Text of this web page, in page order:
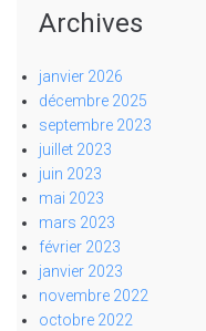
Archives
janvier 2026
décembre 2025
septembre 2023
juillet 2023
juin 2023
mai 2023
mars 2023
février 2023
janvier 2023
novembre 2022
octobre 2022